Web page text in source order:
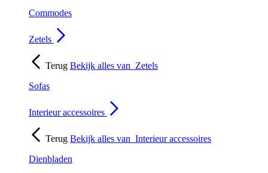
Commodes
Zetels
Terug Bekijk alles van Zetels
Sofas
Interieur accessoires
Terug Bekijk alles van Interieur accessoires
Dienbladen